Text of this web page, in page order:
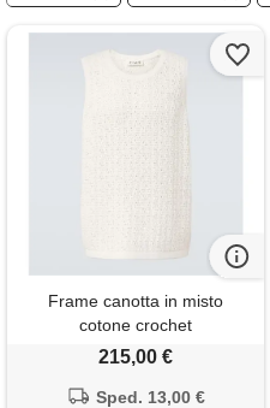
Frame canotta in misto
cotone crochet
215,00 €
Sped. 13,00 €